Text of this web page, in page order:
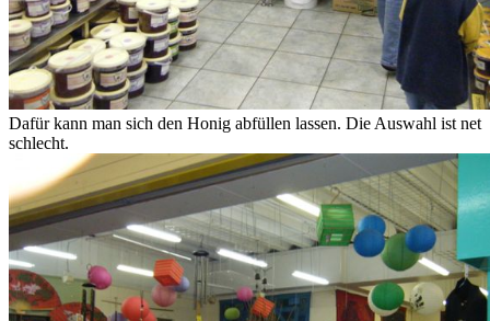
Dafür kann man sich den Honig abfüllen lassen. Die Auswahl ist net
schlecht.